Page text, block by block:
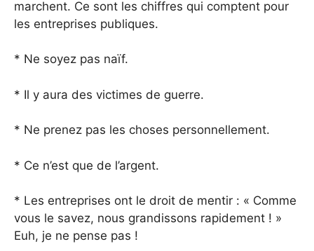
marchent. Ce sont les chiffres qui comptent pour
les entreprises publiques.
* Ne soyez pas naïf.
* Il y aura des victimes de guerre.
* Ne prenez pas les choses personnellement.
* Ce n’est que de l’argent.
* Les entreprises ont le droit de mentir : « Comme
vous le savez, nous grandissons rapidement ! »
Euh, je ne pense pas !